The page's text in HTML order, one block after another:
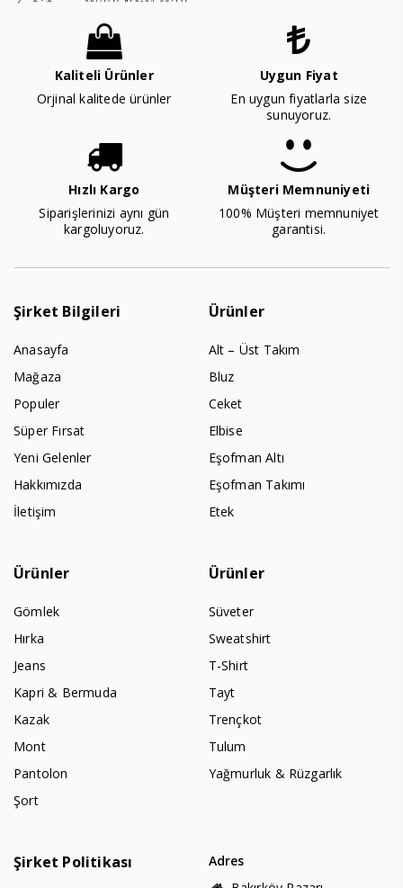
Kaliteli Ürünler
Orjinal kalitede ürünler
Uygun Fiyat
En uygun fiyatlarla size
sunuyoruz.
Hızlı Kargo
Siparişlerinizi aynı gün
kargoluyoruz.
Müşteri Memnuniyeti
100% Müşteri memnuniyet
garantisi.
Şirket Bilgileri
Anasayfa
Mağaza
Populer
Süper Fırsat
Yeni Gelenler
Hakkımızda
İletişim
Ürünler
Alt – Üst Takım
Bluz
Ceket
Elbise
Eşofman Altı
Eşofman Takımı
Etek
Ürünler
Gömlek
Hırka
Jeans
Kapri & Bermuda
Kazak
Mont
Pantolon
Şort
Ürünler
Süveter
Sweatshirt
T-Shirt
Tayt
Trençkot
Tulum
Yağmurluk & Rüzgarlık
Şirket Politikası
Adres